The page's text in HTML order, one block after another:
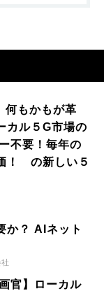
何もかもが革
カル５G市場の
不要！毎年の
！ の新しい５
か？ AIネット
官】ローカル